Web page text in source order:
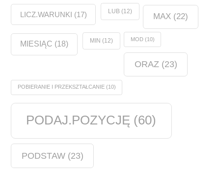
LICZ.WARUNKI (17) LUB(12)
MAX(22)
MIESIĄC (18) MIN (12) MOD(10)
ORAZ (23)
POBIERANIE I PRZEKSZTAŁCANIE(10)
PODAJ.POZYCJĘ (60)
PODSTAW(23)